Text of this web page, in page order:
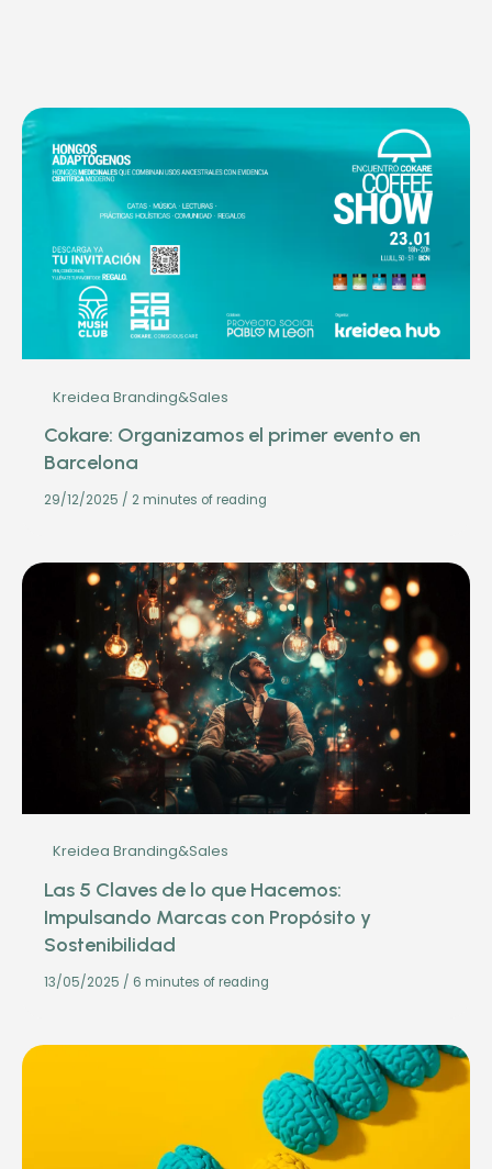
Kreidea Branding&Sales
Cokare: Organizamos el primer evento en
Barcelona
29/12/2025 / 2 minutes of reading
Kreidea Branding&Sales
Las 5 Claves de lo que Hacemos:
Impulsando Marcas con Propósito y
Sostenibilidad
13/05/2025 / 6 minutes of reading